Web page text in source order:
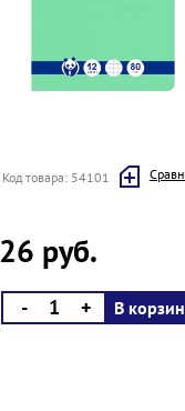
Код товара: 54101
26 руб.
- + В